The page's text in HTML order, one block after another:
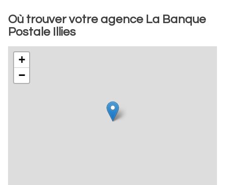
Où trouver votre agence La Banque
Postale Illies
+
−